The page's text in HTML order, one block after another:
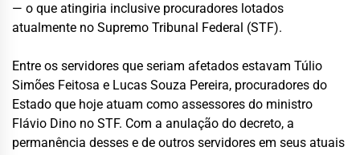
— o que atingiria inclusive procuradores lotados
atualmente no Supremo Tribunal Federal (STF).
Entre os servidores que seriam afetados estavam Túlio
Simões Feitosa e Lucas Souza Pereira, procuradores do
Estado que hoje atuam como assessores do ministro
Flávio Dino no STF. Com a anulação do decreto, a
permanência desses e de outros servidores em seus atuais